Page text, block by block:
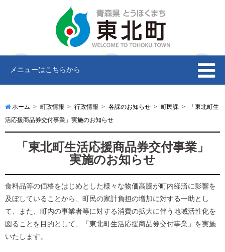
メニューはこちらから
ホーム 町政情報 行政情報 各課のお知らせ 町民課
「東北町生
活応援商品券交付事業」実施のお知らせ
「東北町生活応援商品券交付事業」
実施のお知らせ
食料品等の価格をはじめとした様々な物価高騰が町内経済に影響を
及ぼしていることから、町民の家計負担の増加に対する一助とし
て、また、町内の事業者等に対する消費の拡大に伴う地域活性化を
図ることを目的として、「東北町生活応援商品券交付事業」を実施
いたします。